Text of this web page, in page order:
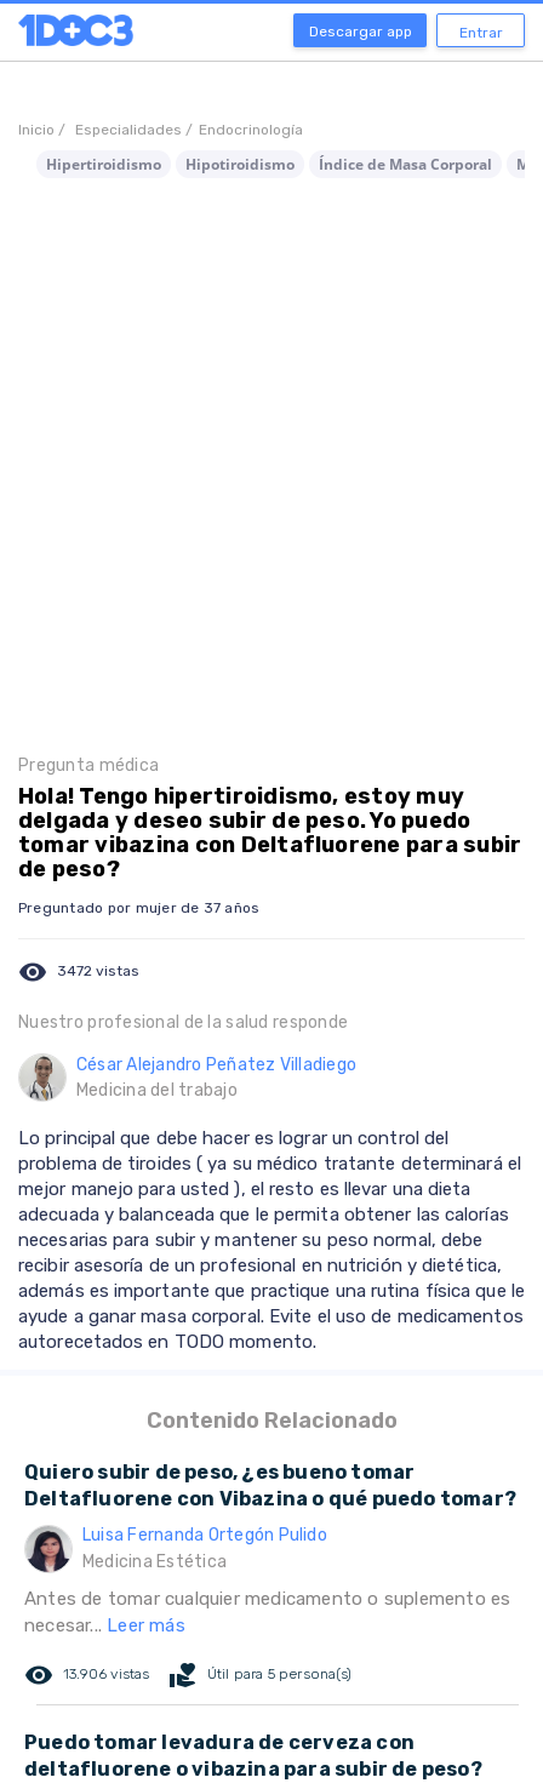
Descargar app Entrar
Inicio / Especialidades / Endocrinología
Hipertiroidismo Hipotiroidismo Índice de Masa Corporal
Pregunta médica
Hola! Tengo hipertiroidismo, estoy muy
delgada y deseo subir de peso. Yo puedo
tomar vibazina con Deltafluorene para subir
de peso?
Preguntado por mujer de 37 años
visibility 3472 vistas
Nuestro profesional de la salud responde
César Alejandro Peñatez Villadiego
Medicina del trabajo
Lo principal que debe hacer es lograr un control del
problema de tiroides ( ya su médico tratante determinará el
mejor manejo para usted ), el resto es llevar una dieta
adecuada y balanceada que le permita obtener las calorías
necesarias para subir y mantener su peso normal, debe
recibir asesoría de un profesional en nutrición y dietética,
además es importante que practique una rutina física que le
ayude a ganar masa corporal. Evite el uso de medicamentos
autorecetados en TODO momento.
Contenido Relacionado
Quiero subir de peso, ¿es bueno tomar
Deltafluorene con Vibazina o qué puedo tomar?
Luisa Fernanda Ortegón Pulido
Medicina Estética
Antes de tomar cualquier medicamento o suplemento es
necesar... Leer más
remove_red_eye 13.906 vistas volunteer_activism Útil para 5 persona(s)
Puedo tomar levadura de cerveza con
deltafluorene o vibazina para subir de peso?